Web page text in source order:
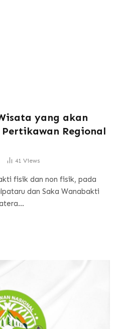
yang akan
Regional
41 Views
fisik dan non fisik, pada
dan Saka Wanabakti